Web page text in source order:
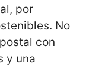
por
No
con
y una